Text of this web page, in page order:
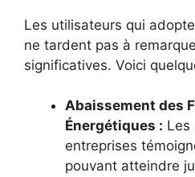
Les utilisateurs qui
ne tardent pas à
significatives. Voici
Abaissement des
Énergétiques : Les
entreprises
pouvant atteindre